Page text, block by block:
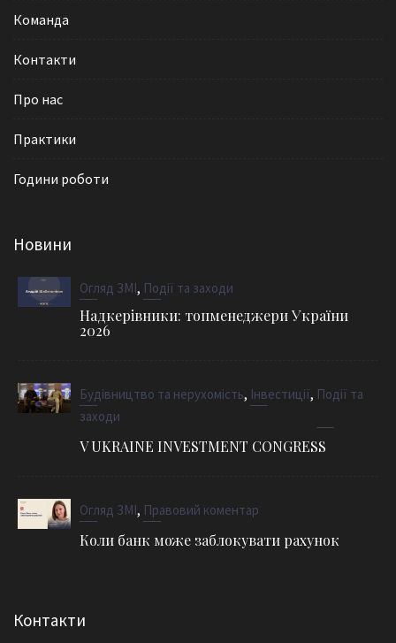
Команда
Контакти
Про нас
Практики
Години роботи
Новини
Огляд ЗМІ, Події та заходи
Надкерівники: топменеджери України
2026
Будівництво та нерухомість, Інвестиції, Події та
заходи
V UKRAINE INVESTMENT CONGRESS
Огляд ЗМІ, Правовий коментар
Коли банк може заблокувати рахунок
Контакти